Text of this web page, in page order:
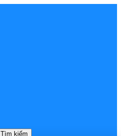
Tìm kiếm